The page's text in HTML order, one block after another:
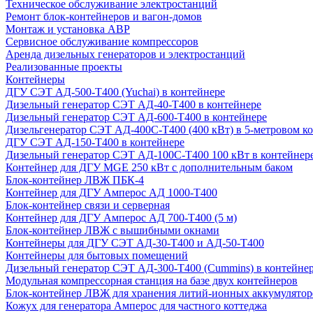
Техническое обслуживание электростанций
Ремонт блок-контейнеров и вагон-домов
Монтаж и установка АВР
Сервисное обслуживание компрессоров
Аренда дизельных генераторов и электростанций
Реализованные проекты
Контейнеры
ДГУ СЭТ АД-500-Т400 (Yuchai) в контейнере
Дизельный генератор СЭТ АД-40-Т400 в контейнере
Дизельный генератор СЭТ АД-600-Т400 в контейнере
Дизельгенератор СЭТ АД-400С-Т400 (400 кВт) в 5-метровом
ДГУ СЭТ АД-150-Т400 в контейнере
Дизельный генератор СЭТ АД-100С-Т400 100 кВт в
Контейнер для ДГУ MGE 250 кВт с дополнительным баком
Блок-контейнер ЛВЖ ПБК-4
Контейнер для ДГУ Амперос АД 1000-Т400
Блок-контейнер связи и серверная
Контейнер для ДГУ Амперос АД 700-Т400 (5 м)
Блок-контейнер ЛВЖ с вышибными окнами
Контейнеры для ДГУ СЭТ АД-30-Т400 и АД-50-Т400
Контейнеры для бытовых помещений
Дизельный генератор СЭТ АД-300-Т400 (Cummins) в
Модульная компрессорная станция на базе двух контейнеров
Блок-контейнер ЛВЖ для хранения литий-ионных
Кожух для генератора Амперос для частного коттеджа